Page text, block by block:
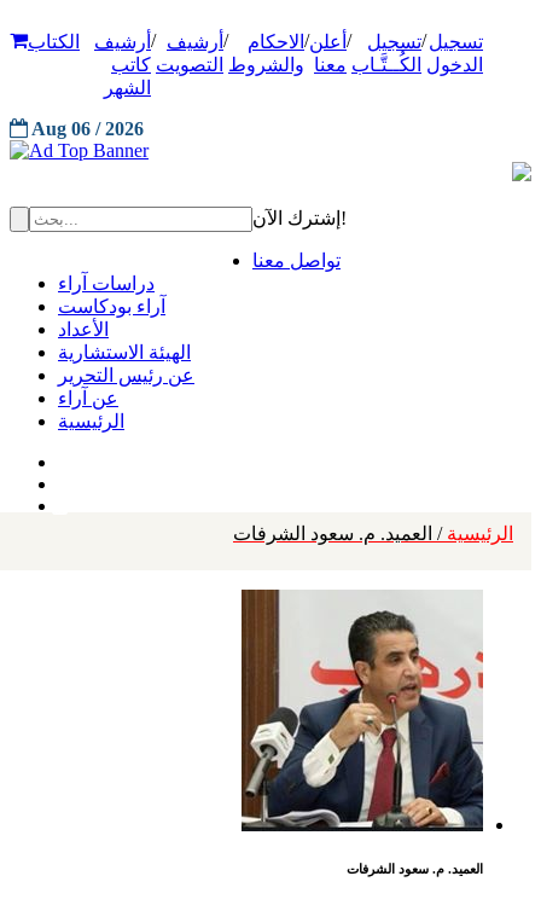
تسجيل
الدخول
/تسجيل
الكُــتَّـاب
/ أعلن
معنا
/ الاحكام
والشروط
/ أرشيف
التصويت
/ أرشيف
كاتب
الشهر
الكتاب
Aug 06 / 2026
إشترك الآن!
تواصل معنا
دراسات آراء
آراء بودكاست
الأعداد
الهيئة الاستشارية
عن رئيس التحرير
عن آراء
الرئيسية
الرئيسية / العميد. م. سعود الشرفات
العميد. م. سعود الشرفات